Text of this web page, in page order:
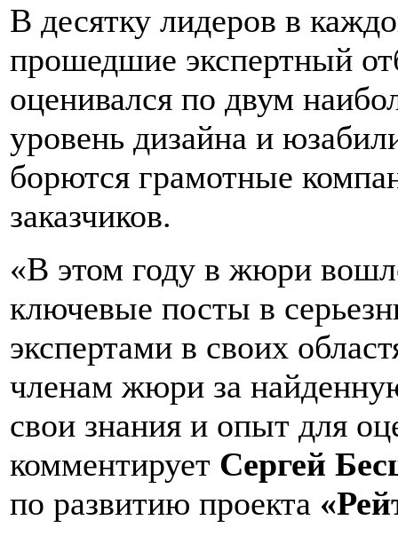
В десятку лидеров в
прошедшие экспертный
оценивался по двум
уровень дизайна и
борются грамотные
заказчиков.
«В этом году в жюри
ключевые посты в
экспертами в своих
членам жюри за
свои знания и опыт для
комментирует Сергей
по развитию проекта